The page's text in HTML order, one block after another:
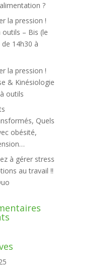
?
la pression !
– Bis (le
de 14h30 à
la pression !
& Kinésiologie
outils
Quels
obésité,
à gérer stress
au travail !!